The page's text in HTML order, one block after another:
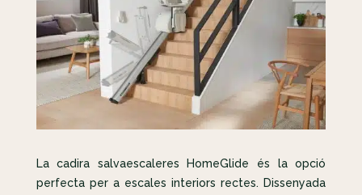
La cadira salvaescaleres HomeGlide és la opció
perfecta per a escales interiors rectes. Dissenyada